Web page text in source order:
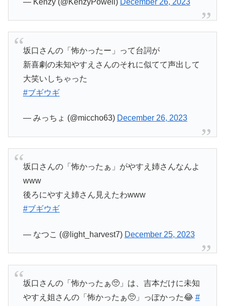
坂口さんの「怖かったー」って台詞が
新喜劇の未知やすえさんのそれに似てて声出して
大笑いしちゃった
#ブギウギ
— みっちょ (@miccho63) December 26, 2023
坂口さんの「怖かったぁ」がやすえ姉さんなんよ
www
後ろにやすえ姉さん見えたわwww
#ブギウギ
— なつこ (@light_harvest7) December 25, 2023
坂口さんの「怖かったぁ🥺」は、吉本だけに未知
やすえ姐さんの「怖かったぁ🥺」っぽかった😂 #